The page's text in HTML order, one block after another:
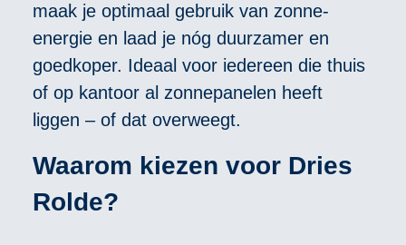
maak je optimaal gebruik van zonne-
energie en laad je nóg duurzamer en
goedkoper. Ideaal voor iedereen die thuis
of op kantoor al zonnepanelen heeft
liggen – of dat overweegt.
Waarom kiezen voor Dries
Rolde?